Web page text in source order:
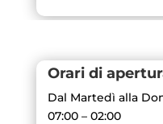
Orari di
Dal Martedì alla
07:00 – 02:00